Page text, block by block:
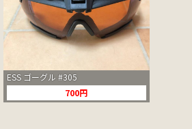
ESS ゴーグル #305
700円